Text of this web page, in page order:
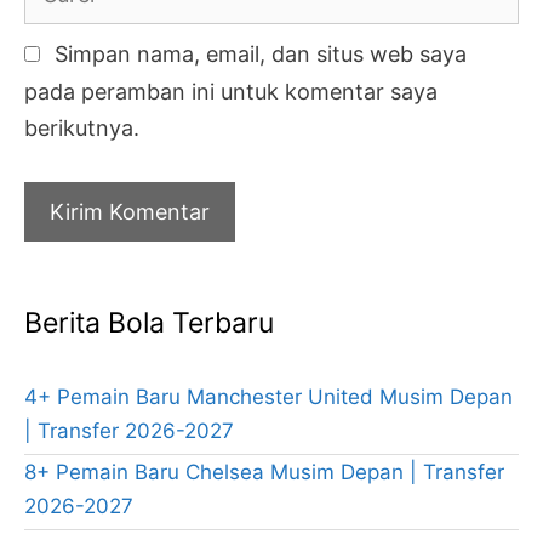
Simpan nama, email, dan situs web saya
pada peramban ini untuk komentar saya
berikutnya.
Berita Bola Terbaru
4+ Pemain Baru Manchester United Musim Depan
| Transfer 2026-2027
8+ Pemain Baru Chelsea Musim Depan | Transfer
2026-2027